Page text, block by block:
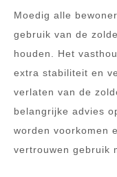
Moedig alle
gebruik van de
houden. Het
extra stabiliteit en
verlaten van de
belangrijke advies
worden voorkomen
vertrouwen gebruik